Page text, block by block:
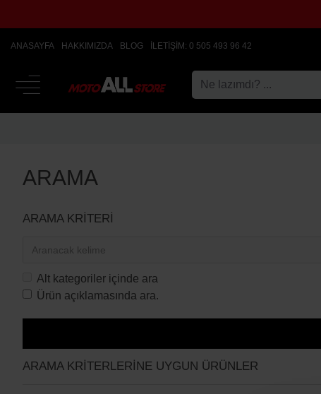
ANASAYFA HAKKIMIZDA BLOG İLETIŞIM: 0 505 493 96 42
ARAMA
ARAMA KRITERI
Alt kategoriler içinde ara
Ürün açıklamasında ara.
ARAMA KRITERLERINE UYGUN ÜRÜNLER